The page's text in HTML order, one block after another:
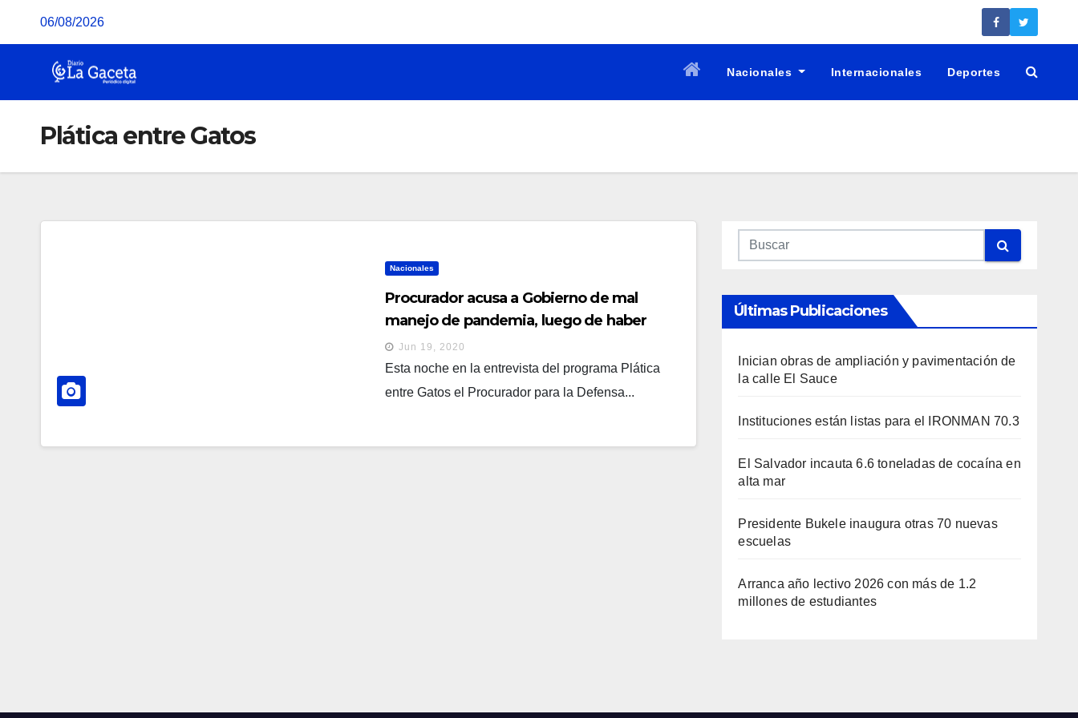
06/08/2026
Nacionales Internacionales Deportes
Plática entre Gatos
Nacionales
Procurador acusa a Gobierno de mal
manejo de pandemia, luego de haber
entorpecido acciones gubernamentales
para combatir Covid-19
Jun 19, 2020
Esta noche en la entrevista del programa Plática
entre Gatos el Procurador para la Defensa...
Últimas Publicaciones
Inician obras de ampliación y pavimentación de
la calle El Sauce
Instituciones están listas para el IRONMAN 70.3
El Salvador incauta 6.6 toneladas de cocaína en
alta mar
Presidente Bukele inaugura otras 70 nuevas
escuelas
Arranca año lectivo 2026 con más de 1.2
millones de estudiantes